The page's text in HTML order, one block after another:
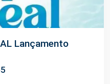
Lançamento